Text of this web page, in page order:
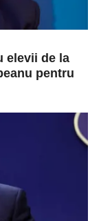
elevii de la
pentru